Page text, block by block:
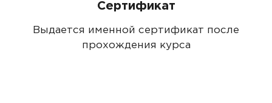
Сертификат
Выдается именной сертификат после
прохождения курса